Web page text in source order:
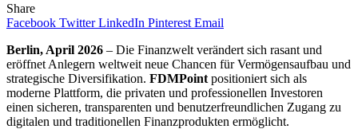
Share
Facebook Twitter LinkedIn Pinterest Email
Berlin, April 2026 – Die Finanzwelt verändert sich rasant und
eröffnet Anlegern weltweit neue Chancen für Vermögensaufbau und
strategische Diversifikation. FDMPoint positioniert sich als
moderne Plattform, die privaten und professionellen Investoren
einen sicheren, transparenten und benutzerfreundlichen Zugang zu
digitalen und traditionellen Finanzprodukten ermöglicht.